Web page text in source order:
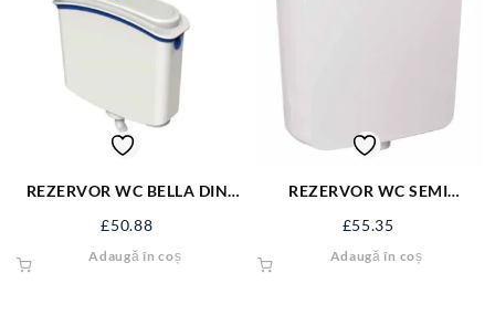
REZERVOR WC BELLA DIN
£50.88
Adaugă în coș
REZERVOR WC SEMI
ANTICONDENS
£55.35
Adaugă în coș